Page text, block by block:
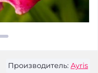
Производитель: Ayris